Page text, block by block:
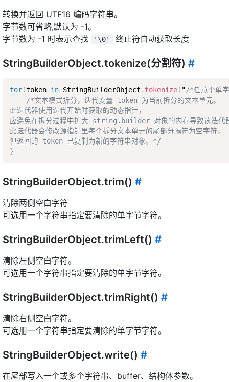
转换并返回 UTF16 编码字符串。
字节数可省略,默认为 -1。
字节数为 -1 时表示查找
'\0' 终止符自动获取长度
StringBuilderObject.tokenize(分割符) #
for(token in StringBuilderObject . tokenize( "/*任意个单
/*文本模式拆分，迭代变量 token 为当前拆分的文本单元。
此迭代器使用迭代开始时获取的动态指针，
应避免在拆分过程中扩大 string.builder 对象的内存导致该迭
此迭代器会修改源指针里每个拆分文本单元的尾部分隔符为空字符
但返回的 token 已复制为新的字符串对象。*/
}
StringBuilderObject.trim() #
清除两侧空白字符
可选用一个字符串指定要清除的单字节字符。
StringBuilderObject.trimLeft() #
清除左侧空白字符。
可选用一个字符串指定要清除的单字节字符。
StringBuilderObject.trimRight() #
清除右侧空白字符。
可选用一个字符串指定要清除的单字节字符。
StringBuilderObject.write() #
在尾部写入一个或多个字符串、buffer、结构体参数。